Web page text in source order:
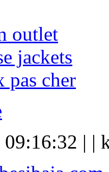
outlet
jackets
pas cher
| |